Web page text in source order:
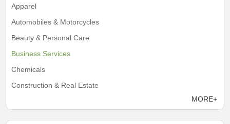
Apparel
Automobiles & Motorcycles
Beauty & Personal Care
Business Services
Chemicals
Construction & Real Estate
MORE+